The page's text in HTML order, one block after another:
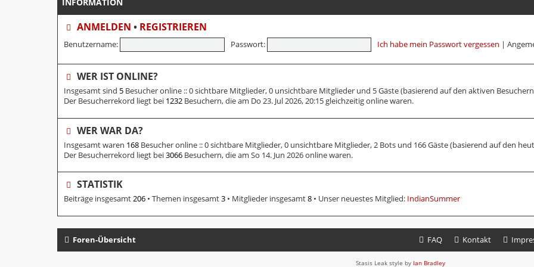
ANMELDEN • REGISTRIEREN
Benutzername: Passwort: Ich habe mein Passwort vergessen |
WER IST ONLINE?
Insgesamt sind 5 Besucher online :: 0 sichtbare Mitglieder, 0 unsichtbare Mitglieder und 5 Gäste (basierend auf den aktiven
Der Besucherrekord liegt bei 1232 Besuchern, die am Do 23. Jul 2026, 20:15 gleichzeitig online waren.
WER WAR DA?
Insgesamt waren 168 Besucher online :: 0 sichtbare Mitglieder, 0 unsichtbare Mitglieder, 2 Bots und 166 Gäste (basierend auf den
Der Besucherrekord liegt bei3066 Besuchern, die am So 14. Jun 2026 online waren.
STATISTIK
Beiträge insgesamt206 • Themen insgesamt3 • Mitglieder insgesamt8 • Unser neuestes Mitglied: IndianSummer
Foren-Übersicht Kontakt
FAQ
Stasis Leak style by Ian Bradley